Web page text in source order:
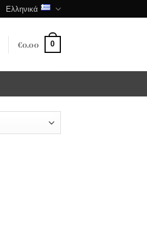
Ελληνικά
€0.00 0